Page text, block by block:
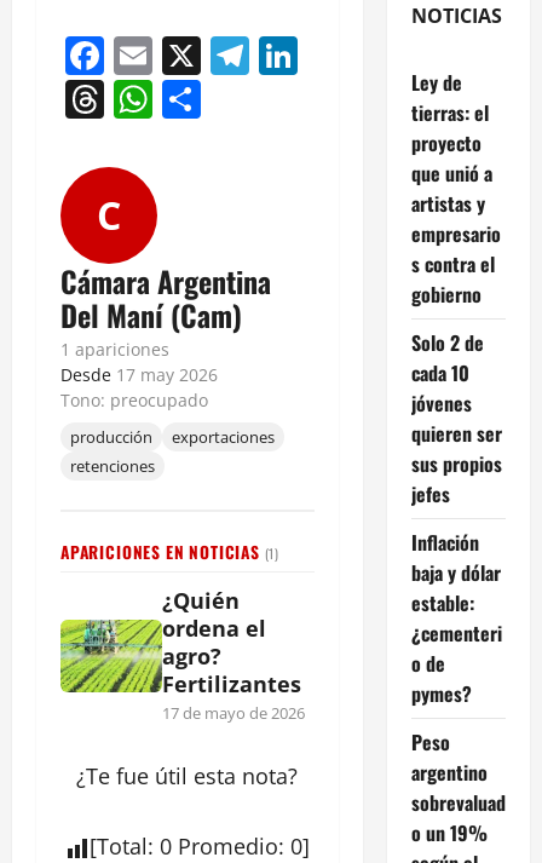
Facebook
Email
X Telegram
Threads
WhatsApp
C
Cámara Argentina
Del Maní (Cam)
1 apariciones
Desde 17 may 2026
Tono: preocupado
producción
exportaciones
retenciones
APARICIONES EN NOTICIAS (1)
¿Quién
ordena el
agro?
Fertilizantes
17 de mayo de 2026
¿Te fue útil esta nota?
[Total: 0 Promedio: 0]
NOTICIAS
Ley de
tierras: el
proyecto
que unió a
artistas y
empresario
s contra el
gobierno
Solo 2 de
cada 10
jóvenes
quieren ser
sus propios
jefes
Inflación
baja y dólar
estable:
¿cementeri
o de
pymes?
Peso
argentino
sobrevaluad
o un 19%